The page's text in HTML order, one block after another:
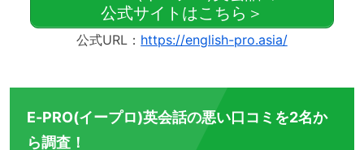
公式サイトはこちら＞
公式URL： https://english-pro.asia/
E-PRO(イープロ)英会話の悪い口コミを2名か
ら調査！